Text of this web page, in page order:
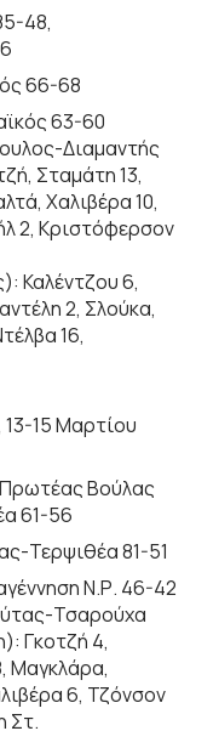
48,
66-68
63-60
Διαμαντής
Σταμάτη 13,
Χαλιβέρα 10,
2, Κριστόφερσον
Καλέντζου 6,
2, Σλούκα,
16,
13-15 Μαρτίου
Πρωτέας Βούλας
61-56
Τερψιθέα 81-51
Ν.Ρ. 46-42
Τσαρούχα
Γκοτζή 4,
Μαγκλάρα,
6, Τζόνσον
Στ.